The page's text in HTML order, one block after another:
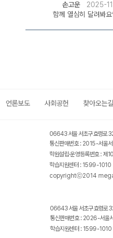
손고운 2025-
함께 열심히 달려봐
언론보도 사회공헌 찾아오는길
06643 서울 서초구 효령로
통신판매번호 : 2015-서울
학원설립·운영등록번호 : 제
학습지원센터 : 1599-1010
copyrightⓒ2014
06643 서울 서초구 효령로
통신판매번호 : 2026-서
학습지원센터 : 1599-1010